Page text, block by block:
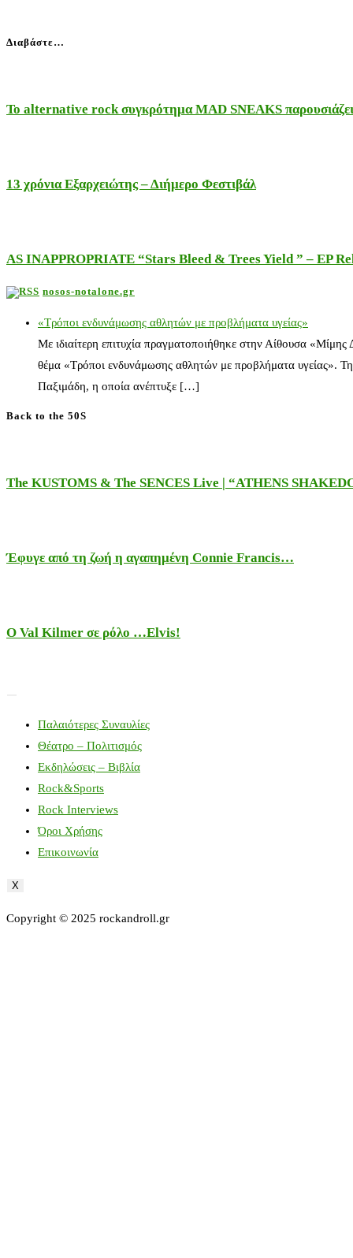
Διαβάστε…
Το alternative rock συγκρότημα MAD SNEAKS
13 χρόνια Εξαρχειώτης – Διήμερο Φεστιβάλ
AS INAPPROPRIATE “Stars Bleed & Trees Yield ” – EP
nosos-notalone.gr
«Τρόποι ενδυνάμωσης αθλητών με προβλήματα υγείας»
Με ιδιαίτερη επιτυχία πραγματοποιήθηκε στην Αίθουσα
θέμα «Τρόποι ενδυνάμωσης αθλητών με προβλήματα υγείας».
Παξιμάδη, η οποία ανέπτυξε […]
Back to the 50S
The KUSTOMS & The SENCES Live | “ATHENS
Έφυγε από τη ζωή η αγαπημένη Connie Francis…
Ο Val Kilmer σε ρόλο …Elvis!
Παλαιότερες Συναυλίες
Θέατρο – Πολιτισμός
Εκδηλώσεις – Βιβλία
Rock&Sports
Rock Interviews
Όροι Χρήσης
Επικοινωνία
X
Copyright © 2025 rockandroll.gr